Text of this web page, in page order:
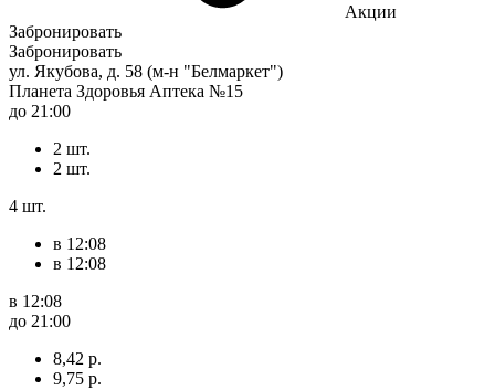
Акции
Забронировать
Забронировать
ул. Якубова, д. 58 (м-н "Белмаркет")
Планета Здоровья Аптека №15
до 21:00
2 шт.
2 шт.
4 шт.
в 12:08
в 12:08
в 12:08
до 21:00
8,42 р.
9,75 р.